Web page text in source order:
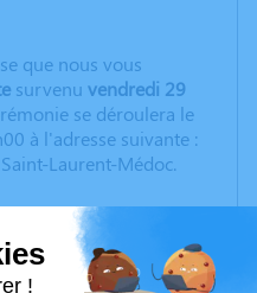
que nous vous
survenu vendredi 29
se déroulera le
à l'adresse suivante :
Laurent-Médoc.
hommage est